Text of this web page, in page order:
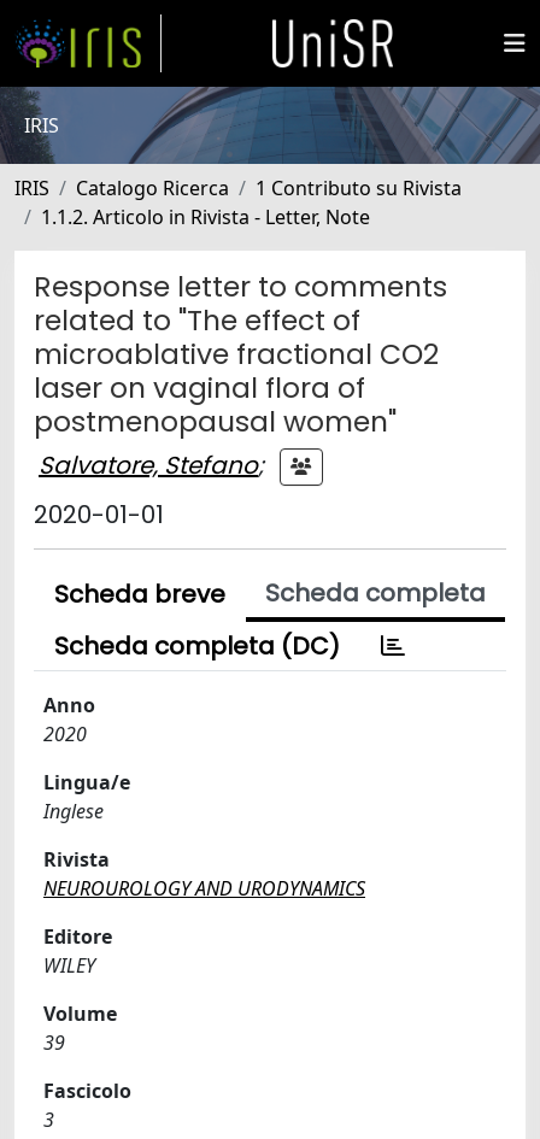
IRIS
IRIS Catalogo Ricerca
1 Contributo su Rivista
1.1.2. Articolo in Rivista - Letter, Note
Response letter to comments
related to "The effect of
microablative fractional CO2
laser on vaginal flora of
postmenopausal women"
Salvatore, Stefano;
2020-01-01
Scheda breve
Scheda completa
Scheda completa (DC)
Anno
2020
Lingua/e
Inglese
Rivista
NEUROUROLOGY AND URODYNAMICS
Editore
WILEY
Volume
39
Fascicolo
3